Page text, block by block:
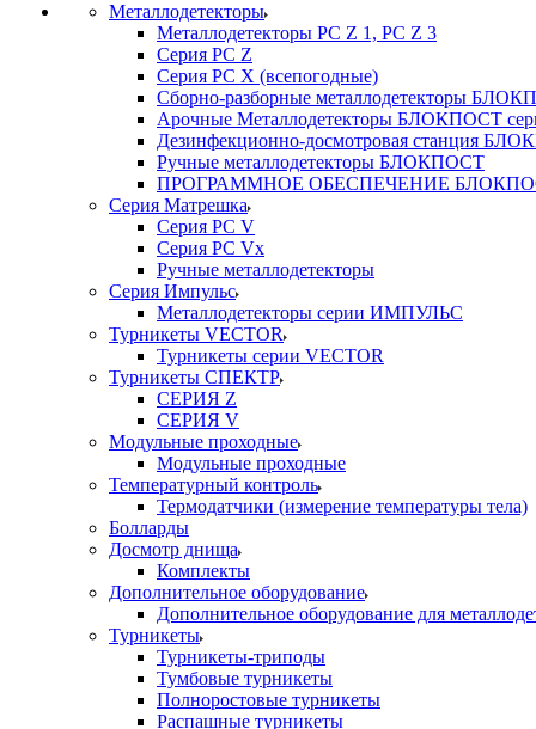
Металлодетекторы
Металлодетекторы РС Z 1, PC Z 3
Серия РС Z
Серия РС X (всепогодные)
Сборно-разборные металлодетекторы
Арочные Металлодетекторы БЛОКПОСТ
Дезинфекционно-досмотровая станция
Ручные металлодетекторы БЛОКПОСТ
ПРОГРАММНОЕ ОБЕСПЕЧЕНИЕ
Серия Матрешка
Серия PC V
Серия PC Vx
Ручные металлодетекторы
Серия Импульс
Металлодетекторы серии ИМПУЛЬС
Турникеты VECTOR
Турникеты серии VECTOR
Турникеты СПЕКТР
СЕРИЯ Z
СЕРИЯ V
Модульные проходные
Модульные проходные
Температурный контроль
Термодатчики (измерение температуры тела)
Болларды
Досмотр днища
Комплекты
Дополнительное оборудование
Дополнительное оборудование для
Турникеты
Турникеты-триподы
Тумбовые турникеты
Полноростовые турникеты
Распашные турникеты